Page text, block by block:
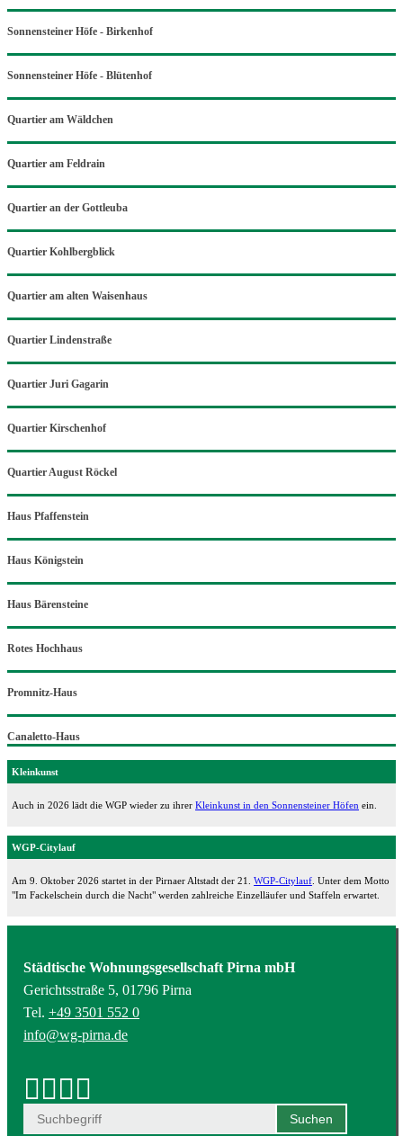
Sonnensteiner Höfe - Birkenhof
Sonnensteiner Höfe - Blütenhof
Quartier am Wäldchen
Quartier am Feldrain
Quartier an der Gottleuba
Quartier Kohlbergblick
Quartier am alten Waisenhaus
Quartier Lindenstraße
Quartier Juri Gagarin
Quartier Kirschenhof
Quartier August Röckel
Haus Pfaffenstein
Haus Königstein
Haus Bärensteine
Rotes Hochhaus
Promnitz-Haus
Canaletto-Haus
Kleinkunst
Auch in 2026 lädt die WGP wieder zu ihrer Kleinkunst in den Sonnensteiner Höfen ein.
WGP-Citylauf
Am 9. Oktober 2026 startet in der Pirnaer Altstadt der 21. WGP-Citylauf . Unter dem Motto
"Im Fackelschein durch die Nacht" werden zahlreiche Einzelläufer und Staffeln erwartet.
Städtische Wohnungsgesellschaft Pirna mbH
Gerichtsstraße 5, 01796 Pirna
Tel. +49 3501 552 0
info@wg-pirna.de